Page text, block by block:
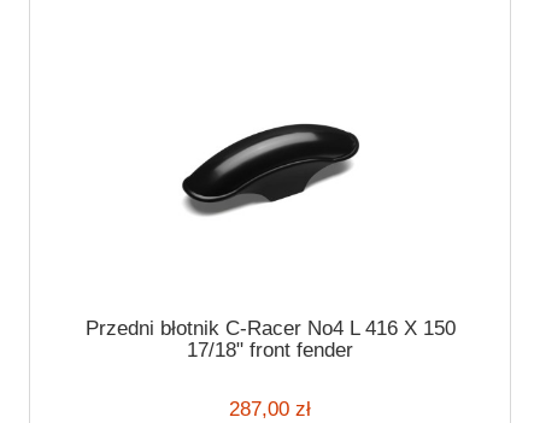
Przedni błotnik C-Racer No4 L 416 X 150
17/18" front fender
287,00 zł